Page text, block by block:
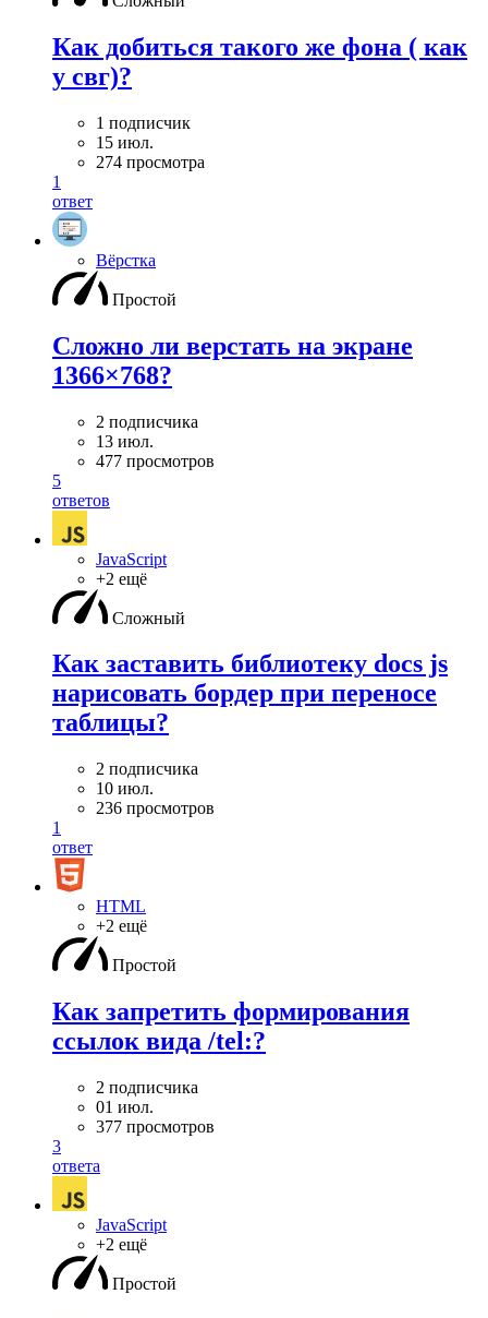
Как добиться такого же фона ( как
у свг)?
1 подписчик
15 июл.
274 просмотра
1
ответ
Вёрстка
Простой
Сложно ли верстать на экране
1366×768?
2 подписчика
13 июл.
477 просмотров
5
ответов
JavaScript
+2 ещё
Сложный
Как заставить библиотеку docs js
нарисовать бордер при переносе
таблицы?
2 подписчика
10 июл.
236 просмотров
1
ответ
HTML
+2 ещё
Простой
Как запретить формирования
ссылок вида /tel:?
2 подписчика
01 июл.
377 просмотров
3
ответа
JavaScript
+2 ещё
Простой